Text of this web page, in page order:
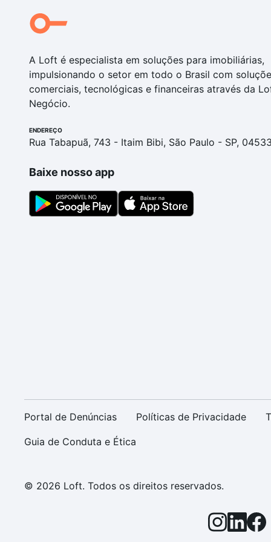
A Loft é especialista em soluções para imobiliárias,
impulsionando o setor em todo o Brasil com
comerciais, tecnológicas e financeiras através da
Negócio.
ENDEREÇO
Rua Tabapuã, 743 - Itaim Bibi, São Paulo - SP,
Baixe nosso app
Portal de Denúncias Políticas de Privacidade
Guia de Conduta e Ética
© 2026 Loft. Todos os direitos reservados.